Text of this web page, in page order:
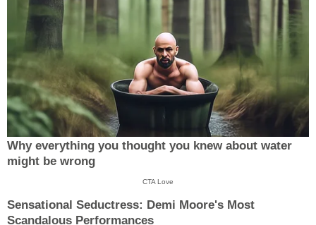
Why everything you thought you knew about water
might be wrong
CTA Love
Sensational Seductress: Demi Moore's Most
Scandalous Performances